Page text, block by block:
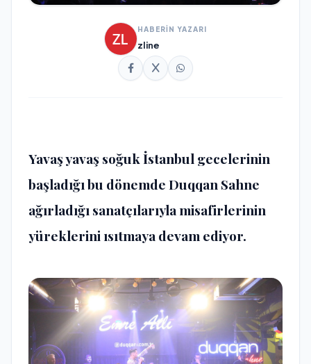
HABERİN YAZARI
zline
Yavaş yavaş soğuk İstanbul gecelerinin
başladığı bu dönemde Duqqan Sahne
ağırladığı sanatçılarıyla misafirlerinin
yüreklerini ısıtmaya devam ediyor.